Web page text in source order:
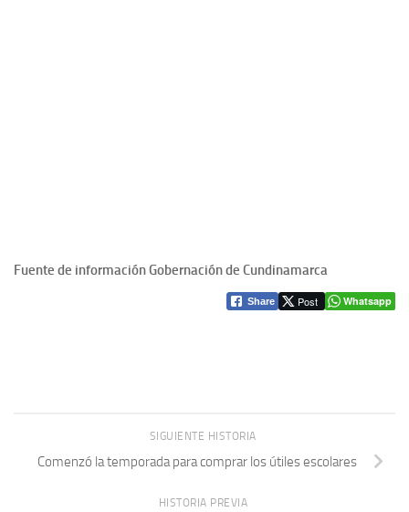
Fuente de información Gobernación de Cundinamarca
Share Post Whatsapp
SIGUIENTE HISTORIA
Comenzó la temporada para comprar los útiles escolares
HISTORIA PREVIA